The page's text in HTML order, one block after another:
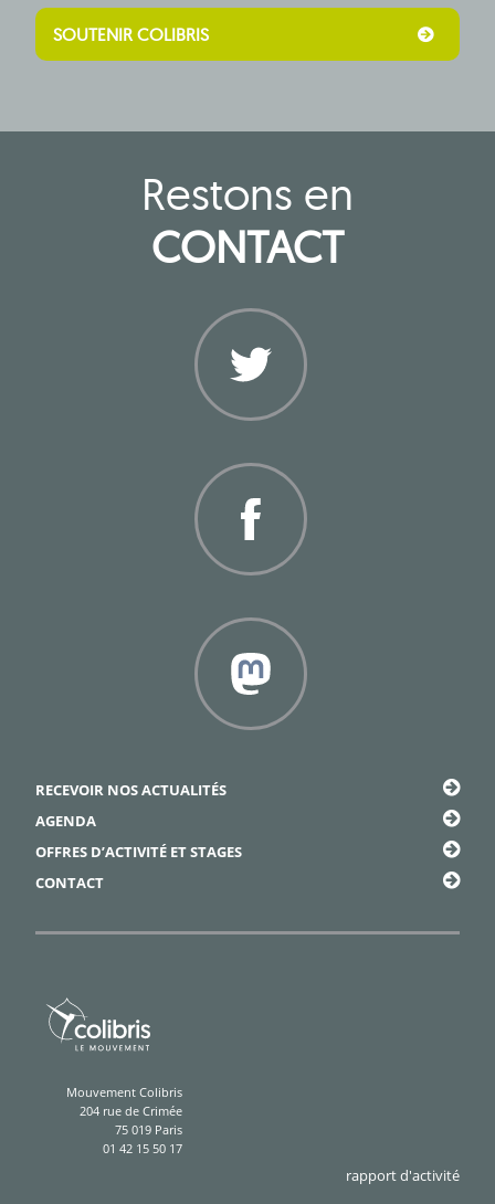
SOUTENIR COLIBRIS
Restons en
CONTACT
Mouvement Colibris
204 rue de Crimée
75 019 Paris
01 42 15 50 17
RECEVOIR NOS ACTUALITÉS
AGENDA
OFFRES D’ACTIVITÉ ET STAGES
CONTACT
rapport d'activité